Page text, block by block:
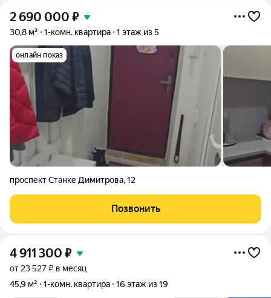
2 690 000 ₽
30,8 м² 1-комн. квартира 1 этаж из 5
онлайн показ
проспект Станке Димитрова,12
Позвонить
4 911 300 ₽
от 23 527 ₽ в месяц
45,9 м²
1-комн. квартира 16 этаж из 19